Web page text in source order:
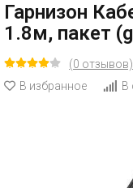
Гарнизон
1.8м, пакет
(0 отзывов)
В избранное
В